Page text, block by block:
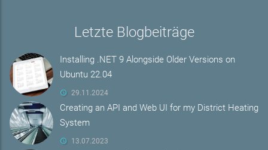
Letzte Blogbeiträge
Installing .NET 9 Alongside Older Versions on
Ubuntu 22.04
29.11.2024
Creating an API and Web UI for my District Heating
System
13.07.2023